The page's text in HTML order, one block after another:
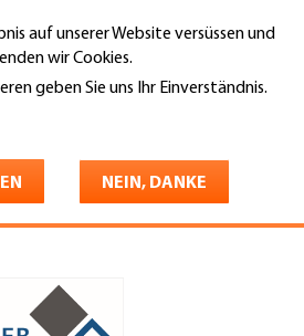
auf unserer Website versüssen und
wir Cookies.
geben Sie uns Ihr Einverständnis.
NEIN, DANKE
Bedachungen